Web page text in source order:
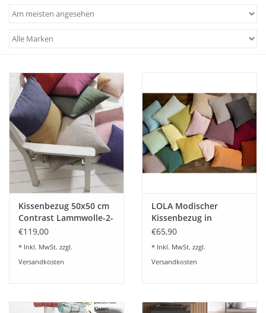
Haus-Bademäntel
Plaids, Decken, Kissen
Mode & Accessoires
Edles aus Cashmere
Tisch & Küche
Kinder
Gutscheine
Kissenbezug 50x50 cm
Contrast Lammwolle-2-
farbig
€119,00
* Inkl. MwSt. zzgl.
Versandkosten
LOLA Modischer
Kissenbezug in
Feinstrick Optik-in 2
€65,90
* Inkl. MwSt. zzgl.
Versandkosten